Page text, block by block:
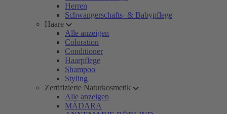
Herren
Schwangerschafts- & Babypflege
Haare
Alle anzeigen
Coloration
Conditioner
Haarpflege
Shampoo
Styling
Zertifizierte Naturkosmetik
Alle anzeigen
MÁDARA